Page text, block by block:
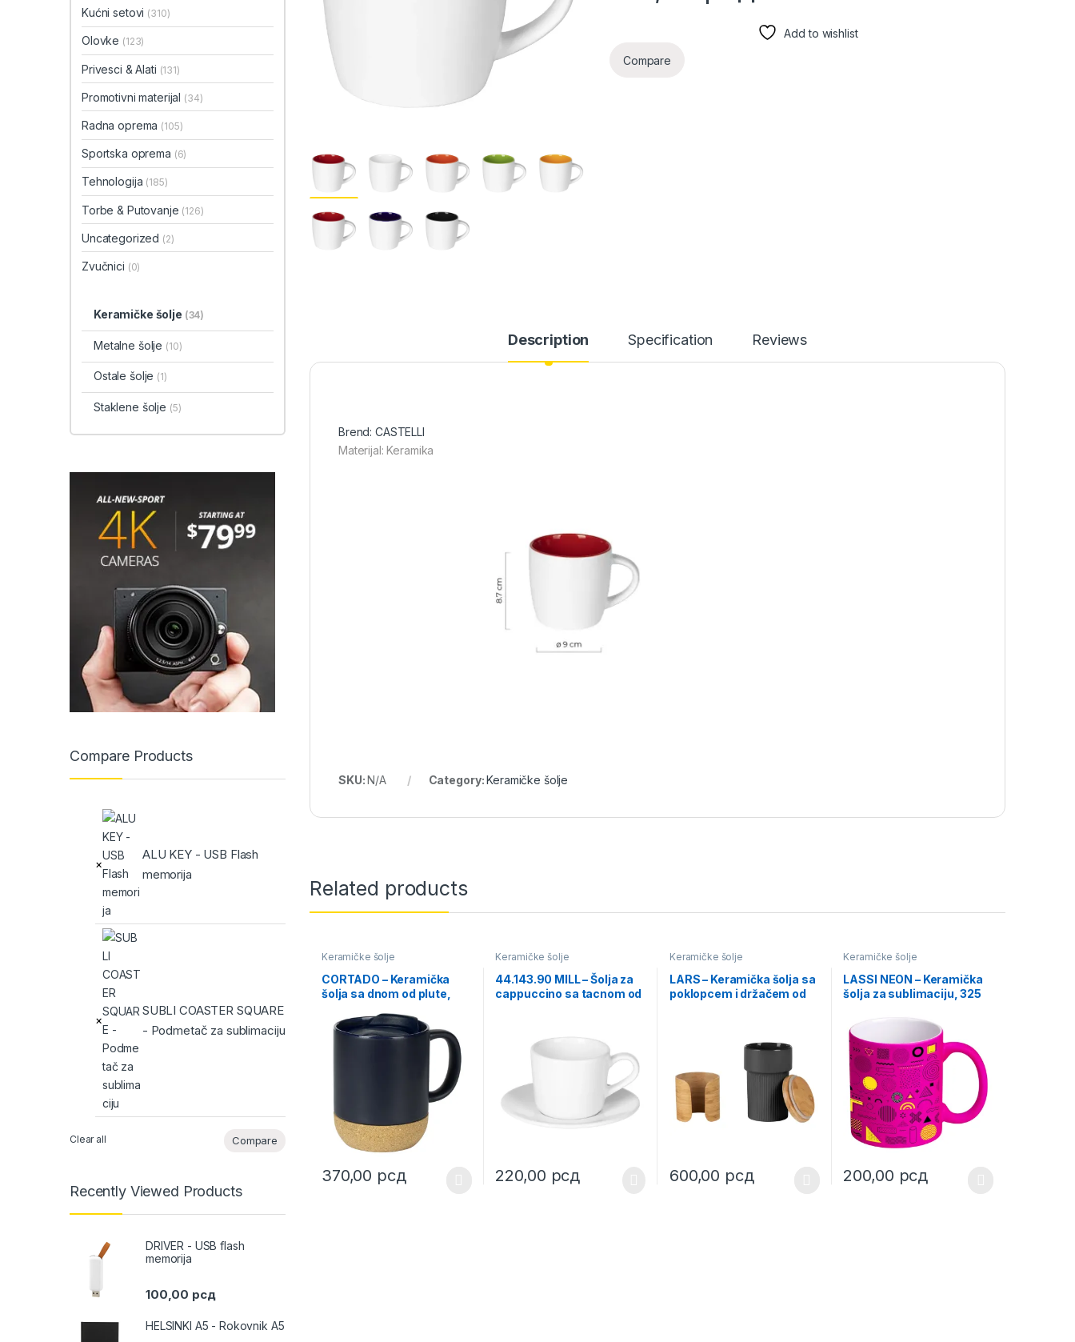
Add to wishlist
Compare
Description Specification Reviews
Brend: CASTELLI
Materijal: Keramika
SKU: N/A Category: Keramičke šolje
Related products
Keramičke šolje
CORTADO – Keramička
šolja sa dnom od plute,
370,00 рсд
This product has multiple variants. The options may be chosen on the product page
Keramičke šolje
44.143.90 MILL – Šolja za
cappuccino sa tacnom od
220,00 рсд
Keramičke šolje
LARS – Keramička šolja sa
poklopcem i držačem od
600,00 рсд
This product has multiple variants. The options may be chosen on the
Keramičke šolje
LASSI NEON – Keramička
šolja za sublimaciju, 325
200,00 рсд
This product has multiple variants. The
Kućni setovi (310)
Olovke (123)
Privesci & Alati (131)
Promotivni materijal (34)
Radna oprema (105)
Sportska oprema (6)
Tehnologija (185)
Torbe & Putovanje (126)
Uncategorized (2)
Zvučnici (0)
Keramičke šolje (34)
Metalne šolje (10)
Ostale šolje (1)
Staklene šolje (5)
Compare Products
×
ALU KEY - USB Flash
memorija
×
SUBLI COASTER SQUARE
- Podmetač za sublimaciju
Clear all Compare
Recently Viewed Products
DRIVER - USB flash
memorija
100,00 рсд
HELSINKI A5 - Rokovnik A5